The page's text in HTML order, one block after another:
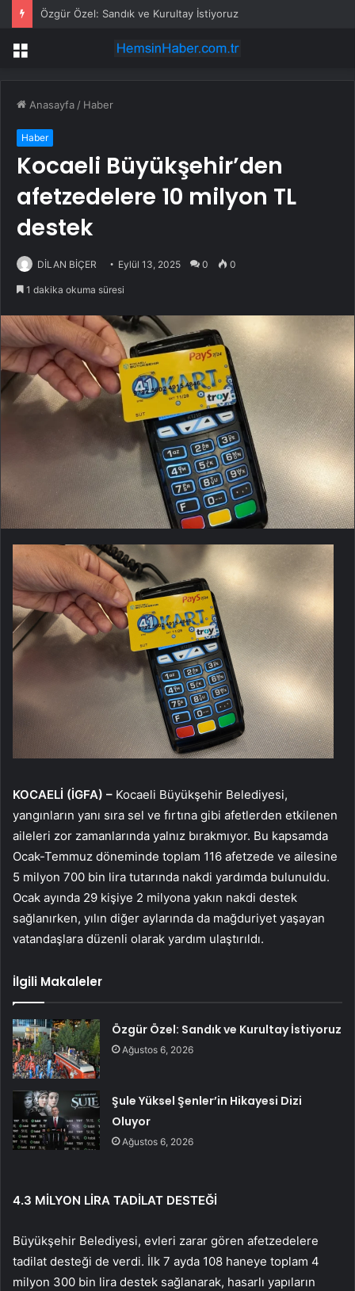
Özgür Özel: Sandık ve Kurultay İstiyoruz
Menü
Anasayfa / Haber
Haber
Kocaeli Büyükşehir’den
afetzedelere 10 milyon TL
destek
DİLAN BİÇER Eylül 13, 2025 0 0
1 dakika okuma süresi
KOCAELİ (İGFA) – Kocaeli Büyükşehir Belediyesi,
yangınların yanı sıra sel ve fırtına gibi afetlerden etkilenen
aileleri zor zamanlarında yalnız bırakmıyor. Bu kapsamda
Ocak-Temmuz döneminde toplam 116 afetzede ve ailesine
5 milyon 700 bin lira tutarında nakdi yardımda bulunuldu.
Ocak ayında 29 kişiye 2 milyona yakın nakdi destek
sağlanırken, yılın diğer aylarında da mağduriyet yaşayan
vatandaşlara düzenli olarak yardım ulaştırıldı.
İlgili Makaleler
Özgür Özel: Sandık ve Kurultay İstiyoruz
Ağustos 6, 2026
Şule Yüksel Şenler’in Hikayesi Dizi
Oluyor
Ağustos 6, 2026
4.3 MİLYON LİRA TADİLAT DESTEĞİ
Büyükşehir Belediyesi, evleri zarar gören afetzedelere
tadilat desteği de verdi. İlk 7 ayda 108 haneye toplam 4
milyon 300 bin lira destek sağlanarak, hasarlı yapıların